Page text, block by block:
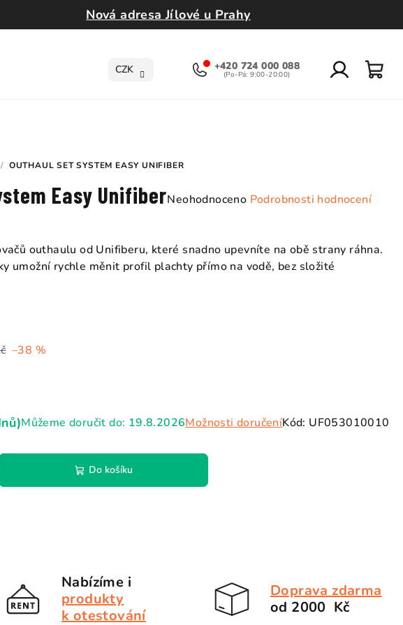
Nová adresa Jílové u Prahy
CZK +420 724 000 088
/ OUTHAUL SET SYSTEM EASY UNIFIBER
Easy UnifiberPrůměrné
je
0,0
Neohodnoceno Podrobnosti hodnocení
outhaulu od Unifiberu, které snadno upevníte na obě strany ráhna.
umožní rychle měnit profil plachty přímo na vodě, bez složité
–38 %
Můžeme doručit do: 19.8.2026Možnosti doručeníKód: UF053010010
Do košíku
Nabízíme i
produkty
k otestování
Doprava zdarma
od 2000 Kč